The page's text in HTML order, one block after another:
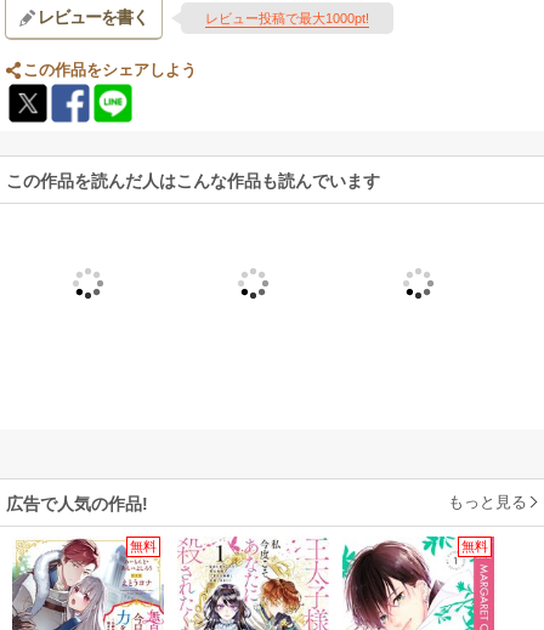
レビューを書く レビュー投稿で最大1000pt!
この作品をシェアしよう
この作品を読んだ人はこんな作品も読んでいます
広告で人気の作品! もっと見る
無料 無料